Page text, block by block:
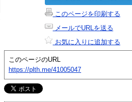
このページを印刷する
メールでURLを送る
お気に入りに追加する
このページのURL
https://plth.me/41005047